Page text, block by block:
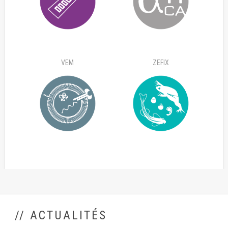
VEM ZEFIX
// ACTUALITÉS